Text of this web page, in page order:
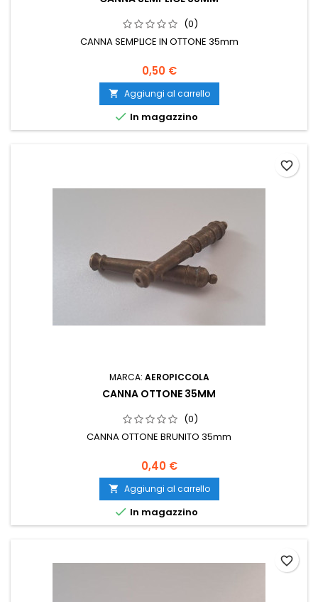
(0)
CANNA SEMPLICE IN OTTONE 35mm
0,50 €
 Aggiungi al carrello
 In magazzino
MARCA: AEROPICCOLA
CANNA OTTONE 35MM
(0)
CANNA OTTONE BRUNITO 35mm
0,40 €
 Aggiungi al carrello
 In magazzino
favorite_border
favorite_border